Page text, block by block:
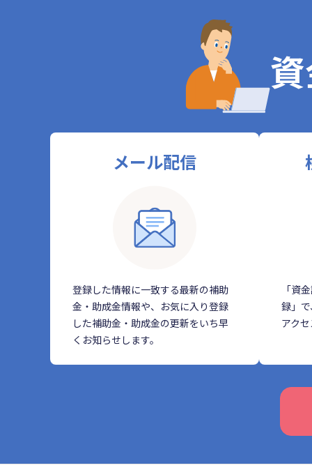
メール配信
登録した情報に一致する最新の補助
金・助成金情報や、お気に入り登録
した補助金・助成金の更新をいち早
くお知らせします。
「資
録」
アク